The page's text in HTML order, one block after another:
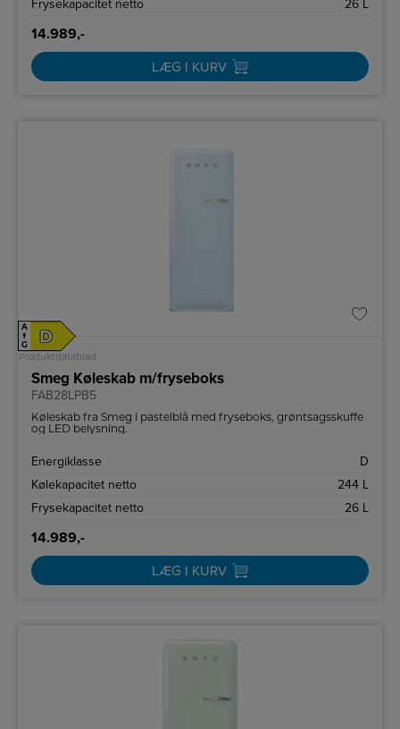
Frysekapacitet netto 26 L
14.989,-
LÆG I KURV
A
↑
G
D
Produktdatablad
Smeg Køleskab m/fryseboks
FAB28LPB5
Køleskab fra Smeg i pastelblå med fryseboks, grøntsagsskuffe
og LED belysning.
Energiklasse
D
Kølekapacitet netto
244 L
Frysekapacitet netto
26 L
14.989,-
LÆG I KURV